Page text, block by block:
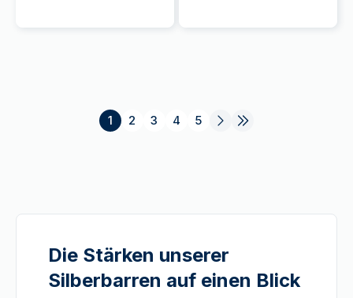
1 2 3 4 5
Die Stärken unserer
Silberbarren auf einen Blick